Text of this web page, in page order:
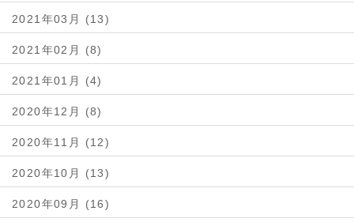
2021年03月 (13)
2021年02月 (8)
2021年01月 (4)
2020年12月 (8)
2020年11月 (12)
2020年10月 (13)
2020年09月 (16)